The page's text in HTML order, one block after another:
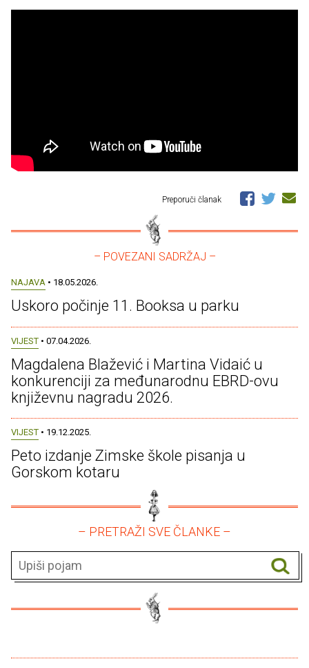
Preporuči članak
– POVEZANI SADRŽAJ –
NAJAVA • 18.05.2026.
Uskoro počinje 11. Booksa u parku
VIJEST • 07.04.2026.
Magdalena Blažević i Martina Vidaić u
konkurenciji za međunarodnu EBRD-ovu
književnu nagradu 2026.
VIJEST • 19.12.2025.
Peto izdanje Zimske škole pisanja u
Gorskom kotaru
– PRETRAŽI SVE ČLANKE –